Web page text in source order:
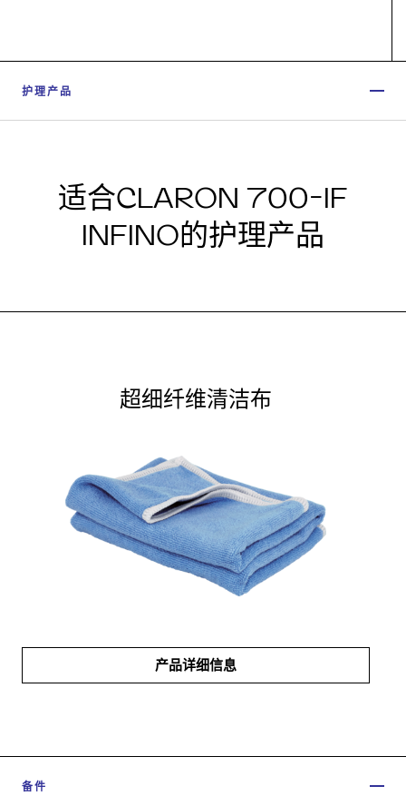
护理产品
适合CLARON 700-IF
INFINO的护理产品
超细纤维清洁布
产品详细信息
备件